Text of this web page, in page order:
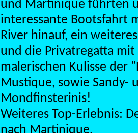
und Martinique führten
interessante Bootsfahrt
River hinauf, ein
und die Privatregatta
malerischen Kulisse der
Mustique, sowie Sandy-
Mondfinsterinis!
Weiteres Top-Erlebnis:
nach Martinique.